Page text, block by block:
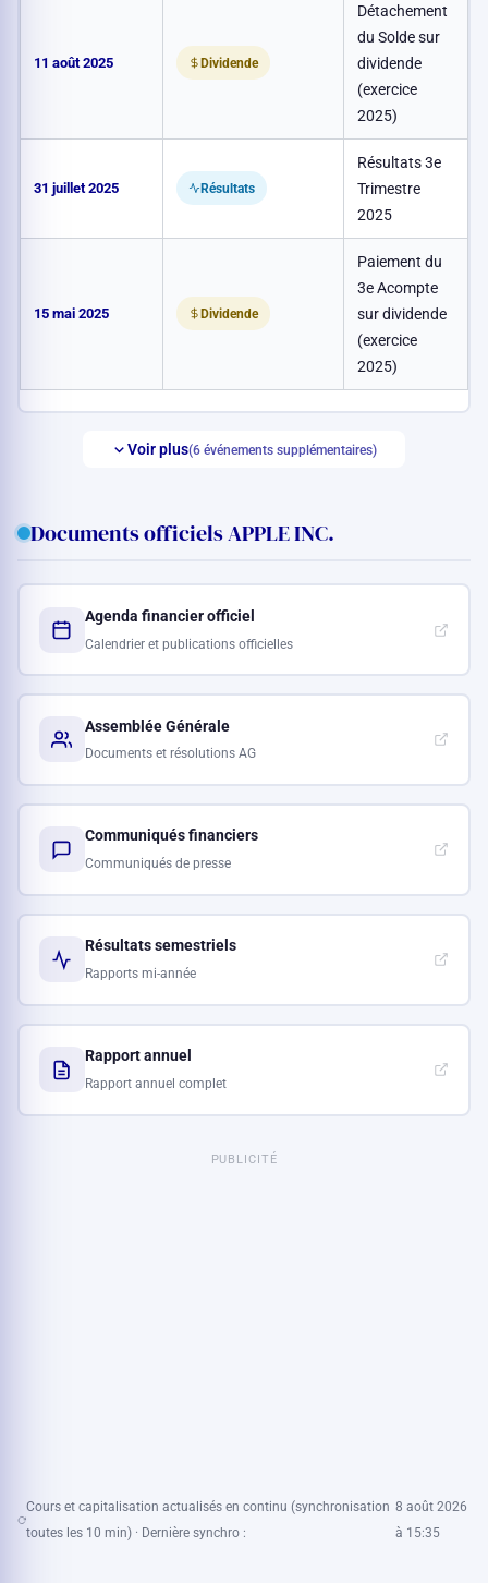
11 août 2025 Dividende
Détachement
du Solde sur
dividende
(exercice
2025)
31 juillet 2025 Résultats
Résultats 3e
Trimestre
2025
15 mai 2025 Dividende
Paiement du
3e Acompte
sur dividende
(exercice
2025)
Voir plus(6 événements supplémentaires)
Documents officiels APPLE INC.
Agenda financier officiel
Calendrier et publications officielles
Assemblée Générale
Documents et résolutions AG
Communiqués financiers
Communiqués de presse
Résultats semestriels
Rapports mi-année
Rapport annuel
Rapport annuel complet
PUBLICITÉ
Cours et capitalisation actualisés en continu (synchronisation
toutes les 10 min) · Dernière synchro :
8 août 2026
à 15:35